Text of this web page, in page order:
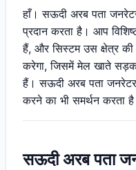
हाँ। सऊदी अरब पता जनरेटर
प्रदान करता है। आप
हैं, और सिस्टम उस क्षेत्र
करेगा, जिसमें मेल खाते
हैं। सऊदी अरब पता
करने का भी समर्थन करता
सऊदी अरब पता